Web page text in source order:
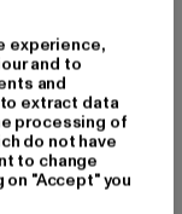
80%
wear.com
experience,
and to
and
extract data
processing of
do not have
to change
"Accept" you